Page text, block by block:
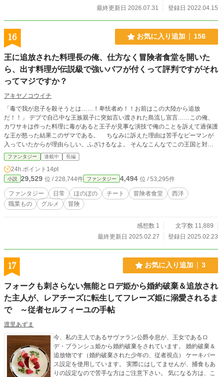
転んで異世界転生者になってしまったのかは知らないが、そ
が始まる。第2の人生など――なぜ……?! としかいいようのな
りである。 伯爵家領主に、政治に、戦に、隣国王国覇権争
いに、そして、予想もしていなかった第２の人生に、怒涛の
ようなセシルの生がここに始まっていく！ （今までは外部リ
ンクでしたが、こちらにもアップしてみました。こちらで読
最終更新日 2026.07.31
登録日 2022.04.15
16 お気に入り追加 156
王に追放された料理長の俺、仕方なく冒険者食堂を開いた
ら、出す料理が伝説級で強いバフが付くって評判ですがそれ
ってマジですか？
アキヤノコウイチ
「毒で我が息子を殺そうとは……！卑怯者め！！お前はこの大陸から追放
だ！！」 デブで自己中な王族親子に突如言い渡された島流し宣言……この俺、
カワサキは作った料理に毒があると王子が見事な演技で俺のことを訴えて過保護
な王が怒った結果このザマである。 ちなみに訴えた理由は苦手なピーマンが
入っていたからが理由らしい。ふざけるなよ。 そんなこんなでこの王国と対立
していた「アルドルト大陸」へ追放された俺だったが過去を悔やんでも仕方な
い、とりあえず小さな冒険者用の食堂を開いて生きていくことにした。 素材が
ないからダンジョンで適当にモンスターの肉を調達していざ振る舞ったら……な
んとバフがついてさらにスキルのレベルが一時的に急上昇！？ どうやら俺の調
達した食材達は全部Sランク以上の魔物の素材だったらしい…… さらにはこの大
陸の勇者姫、セレナが噂を聞きつけてやってきてしまい料理を提供したらとても
美味しかったらしく姫の専属料理人にスカウトされて！？ 無自覚で強すぎる必
ファンタジー 連載中 長編
24h.ポイント 14pt
小説 29,529 位 / 228,744件 ファンタジー 4,494 位 / 53,295件
ファンタジー 日常 ほのぼの チート 冒険者食堂
西洋
職業もの
グルメ 冒険
感想数 1
文字数 11,889
最終更新日 2025.02.27
登録日 2025.02.23
17 お気に入り追加 3
フォークも刺さらない無能とロデ姫から婚約破棄＆追放され
た主人が、レアチーズに転生してフレーズ姫に溺愛されるま
で ～従者セルフィーユの手帖
渡里あずま
今、私の主人であるサヴァラン公爵令息が、王女であるロ
デ・ブランシュ姫から婚約破棄をされています。 婚約破棄＆
追放物です（婚約破棄された少年の、従者視点） ケーキバー
ス設定を使用しています。 実際にはしてませんが、捕食もあ
りの設定なので苦手な方はご注意下さい。 気になる方は、こ